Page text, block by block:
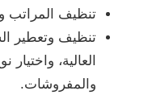
تنظيف المراتب
تنظيف وتعطير
العالية،
والمفروشات.